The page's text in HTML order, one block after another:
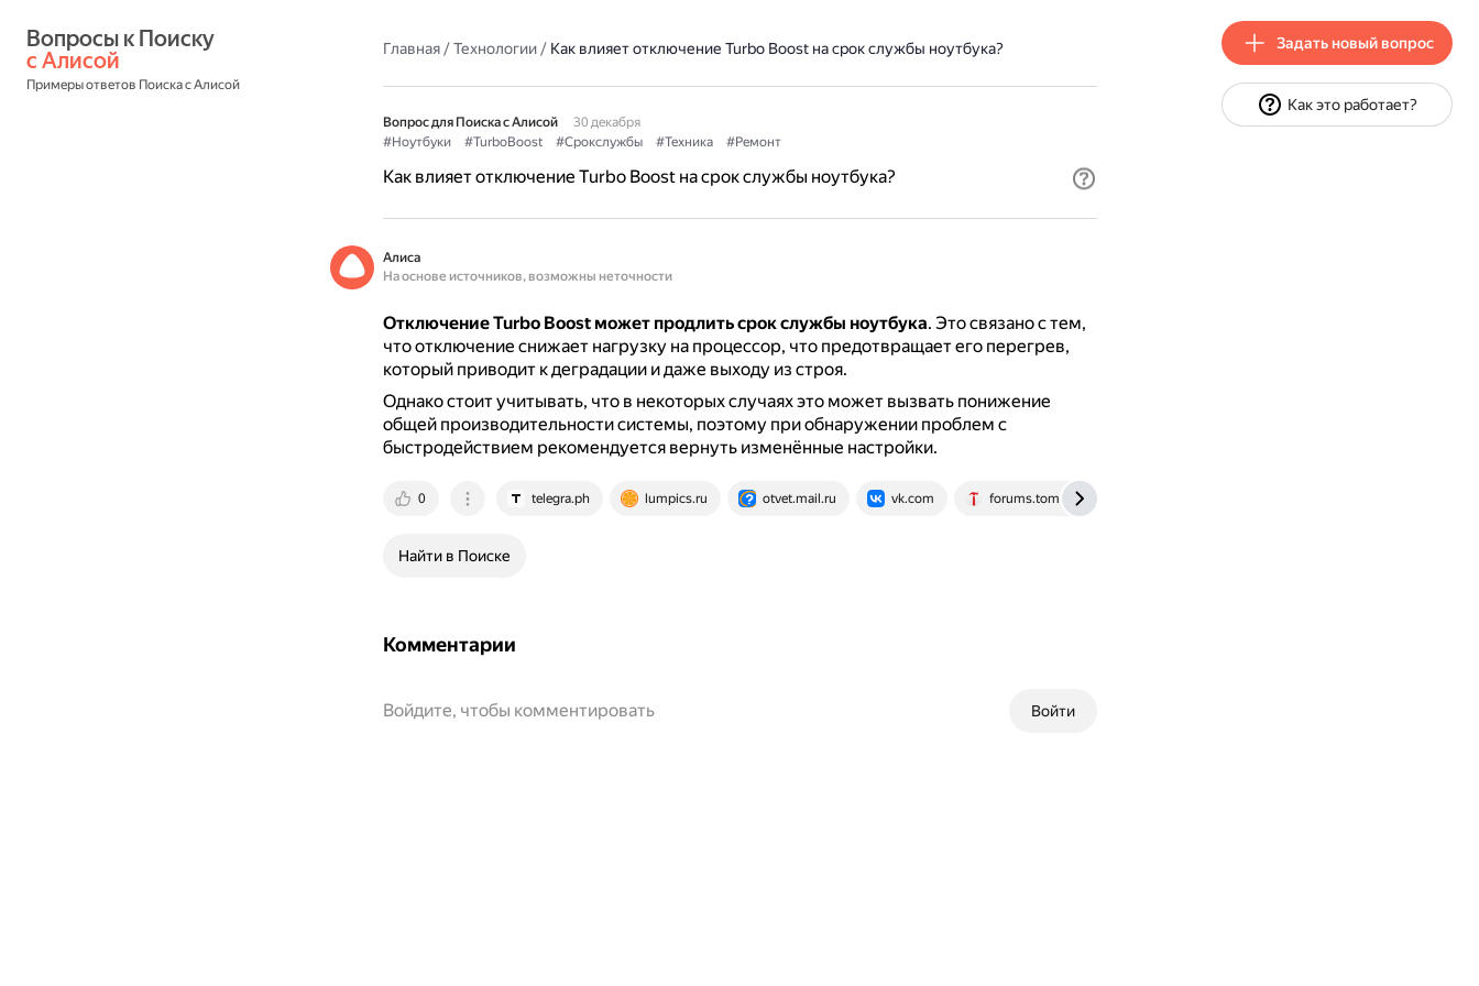
с Алисой
Примеры ответов Поиска с Алисой
Главная/Технологии/ Как влияет отключение Turbo Boost на срок службы ноутбука?
Вопрос для Поиска с Алисой
30 декабря
#Ноутбуки
#TurboBoost #Срокслужбы #Техника #Ремонт
Как влияет отключение Turbo Boost на срок службы ноутбука?
Алиса
На основе источников, возможны неточности
Отключение Turbo Boost может продлить срок службы ноутбука. Это связано с тем,
что отключение снижает нагрузку на процессор, что предотвращает его перегрев,
который приводит к деградации и даже выходу из строя.
Однако стоит учитывать, что в некоторых случаях это может вызвать понижение
общей производительности системы, поэтому при обнаружении проблем с
быстродействием рекомендуется вернуть изменённые настройки.
0 telegra.ph lumpics.ru otvet.mail.ru vk.com forums.tomshardware.com
Найти в Поиске
Комментарии
Войти
Войдите, чтобы комментировать
Задать новый вопрос
Как это работает?